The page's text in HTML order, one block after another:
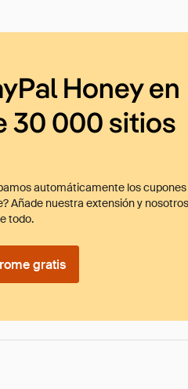
Honey en
30 000 sitios
automáticamente los
Añade nuestra extensión y
todo.
gratis